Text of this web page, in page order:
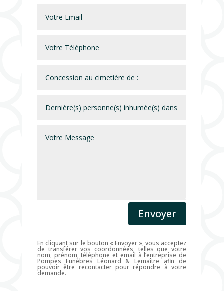
Envoyer
En cliquant sur le bouton « Envoyer », vous acceptez
de transférer vos coordonnées, telles que votre
nom, prénom, téléphone et email à l’entreprise de
Pompes Funèbres Léonard & Lemaître afin de
pouvoir être recontacter pour répondre à votre
demande.